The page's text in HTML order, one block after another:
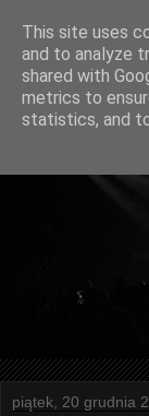
piątek, 20 grudnia
This site uses
and to analyze
shared with
metrics to
statistics, and